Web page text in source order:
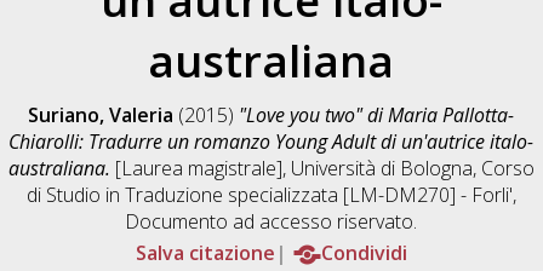
australiana
Suriano, Valeria (2015) "Love you two" di Maria Pallotta-
Chiarolli: Tradurre un romanzo Young Adult di un'autrice italo-
australiana. [Laurea magistrale], Università di Bologna, Corso
di Studio in Traduzione specializzata [LM-DM270] - Forli',
Documento ad accesso riservato.
Salva citazione
Condividi